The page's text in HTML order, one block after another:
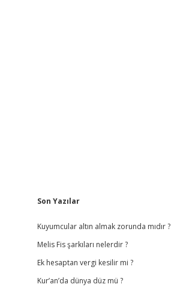
Sidebar
Son Yazılar
Kuyumcular altın almak zorunda mıdır ?
Melis Fis şarkıları nelerdir ?
Ek hesaptan vergi kesilir mi ?
Kur’an’da dünya düz mü ?